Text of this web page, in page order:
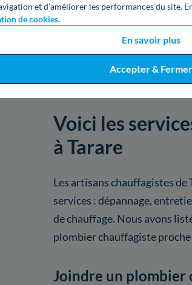
et d’améliorer les performances du site.
de cookies.
En savoir plus
Accepter & Fermer
Voici les
à Tarare
Les artisans chauffagistes
services : dépannage,
de chauffage. Nous avons
plombier chauffagiste proche
Joindre un plombier